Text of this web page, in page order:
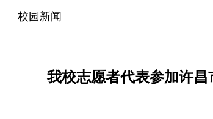
校园新闻
我校志愿者代表参加许